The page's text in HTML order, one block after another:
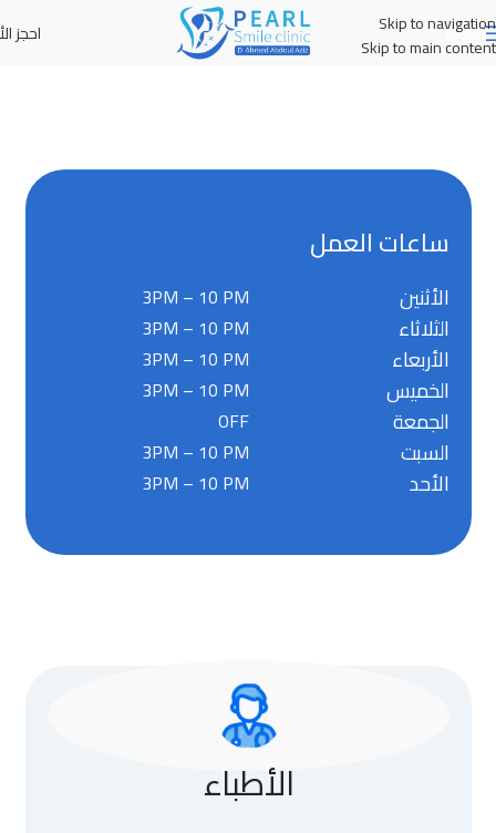
Skip to navigation
Skip to main content
MENU احجز
ساعات العمل
3PM – 10 PM الأثنين
3PM – 10 PM الثلاثاء
3PM – 10 PM الأربعاء
3PM – 10 PM الخميس
OFF الجمعة
3PM – 10 PM السبت
3PM – 10 PM الأحد
الأطباء